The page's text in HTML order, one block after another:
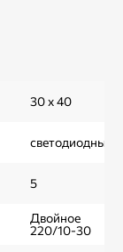
30 х 40
светодиодный
5
Двойное
220/10-30